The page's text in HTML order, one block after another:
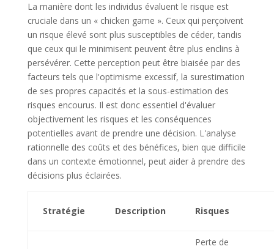
La manière dont les individus évaluent le risque est
cruciale dans un « chicken game ». Ceux qui perçoivent
un risque élevé sont plus susceptibles de céder, tandis
que ceux qui le minimisent peuvent être plus enclins à
persévérer. Cette perception peut être biaisée par des
facteurs tels que l'optimisme excessif, la surestimation
de ses propres capacités et la sous-estimation des
risques encourus. Il est donc essentiel d'évaluer
objectivement les risques et les conséquences
potentielles avant de prendre une décision. L'analyse
rationnelle des coûts et des bénéfices, bien que difficile
dans un contexte émotionnel, peut aider à prendre des
décisions plus éclairées.
Stratégie Description Risques
Perte de